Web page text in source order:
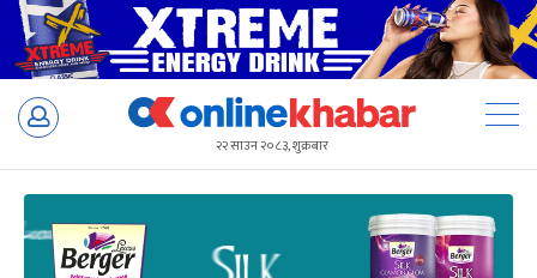
Skip
२२ साउन २०८३, शुक्रबार